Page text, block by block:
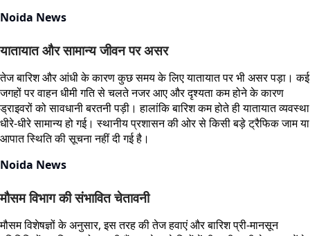
Noida News
यातायात और सामान्य जीवन पर असर
तेज बारिश और आंधी के कारण कुछ समय के लिए यातायात पर भी असर पड़ा। कई
जगहों पर वाहन धीमी गति से चलते नजर आए और दृश्यता कम होने के कारण
ड्राइवरों को सावधानी बरतनी पड़ी। हालांकि बारिश कम होते ही यातायात व्यवस्था
धीरे-धीरे सामान्य हो गई। स्थानीय प्रशासन की ओर से किसी बड़े ट्रैफिक जाम या
आपात स्थिति की सूचना नहीं दी गई है।
Noida News
मौसम विभाग की संभावित चेतावनी
मौसम विशेषज्ञों के अनुसार, इस तरह की तेज हवाएं और बारिश प्री-मानसून